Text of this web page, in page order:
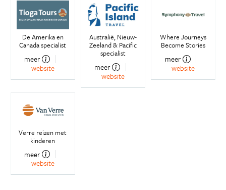
De Amerika en
Canada specialist
meer
website
Australië, Nieuw-
Zeeland & Pacific
specialist
meer
website
Where Journeys
Become Stories
meer
website
Verre reizen met
kinderen
meer
website